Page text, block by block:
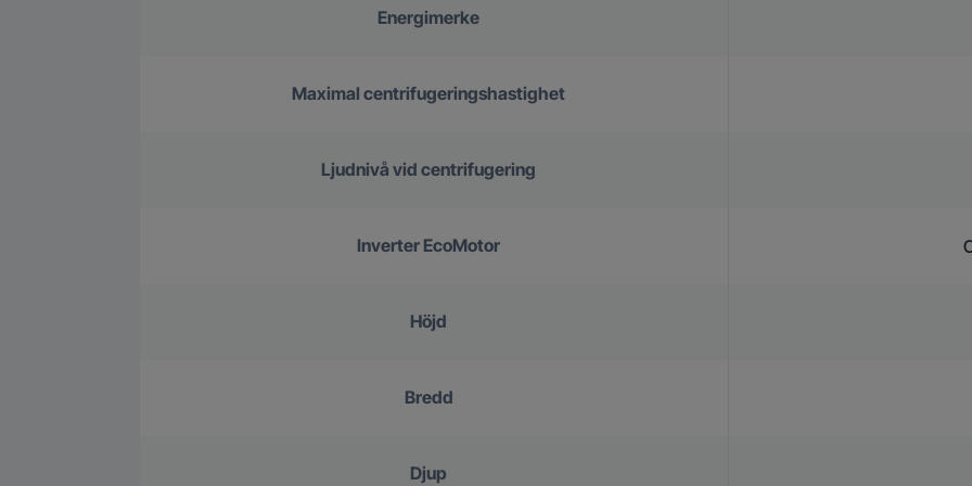
Energimerke
Maximal centrifugeringshastighet
Ljudnivå vid centrifugering
Inverter EcoMotor
Höjd
Bredd
Djup